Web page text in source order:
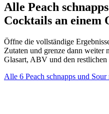
Alle Peach
Cocktails an einem
Öffne die vollständige
Zutaten und grenze dann weiter
Glasart, ABV und den
Alle 6 Peach schnapps und